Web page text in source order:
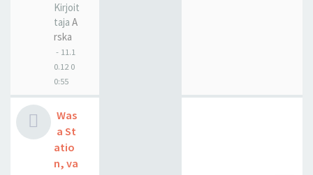
Kirjoit
taja A
rska
- 11.1
0.12 0
0:55
Was
a St
atio
n, va